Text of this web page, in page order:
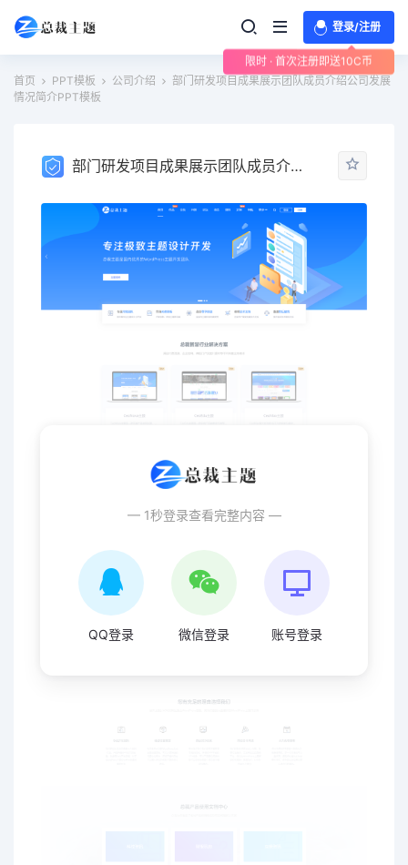
登录/注册
限时 · 首次注册即送10C币
首页
PPT模板 公司介绍
部门研发项目成果展示团队成员介绍公司发展
情况简介PPT模板
部门研发项目成果展示团队成员介绍公司发展情况简介PPT模板
— 1秒登录查看完整内容 —
QQ登录 微信登录 账号登录